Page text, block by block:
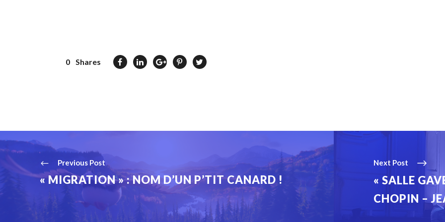
0 Shares
Previous Post
« MIGRATION » : NOM D’UN P’TIT CANARD !
Next Post
« SALLE
CHOPIN –